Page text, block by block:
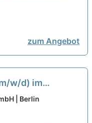
Teilzeit oder
zum Angebot
w/d) im
oder
| Berlin